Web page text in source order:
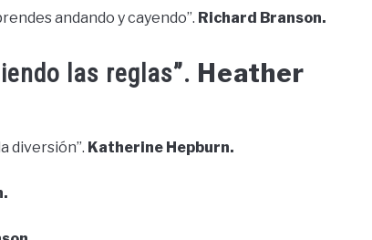
andando y cayendo”. Richard Branson.
las reglas”. Heather
diversión”. Katherine Hepburn.